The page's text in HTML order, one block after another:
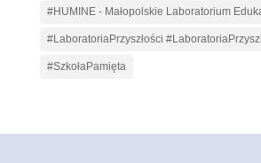
#HUMINE - Małopolskie Laboratorium
#LaboratoriaPrzyszłości
#SzkołaPamięta